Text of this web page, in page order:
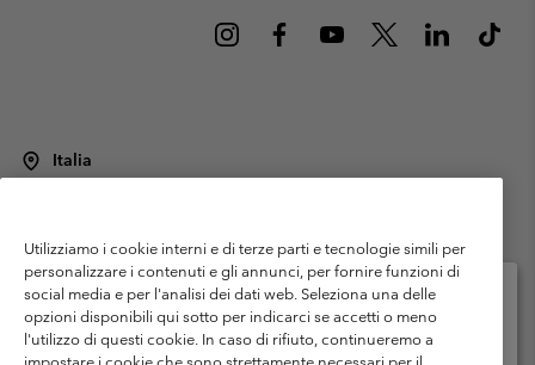
Italia
Termini di utilizzo
Condizioni Generali di Venditaa
Garanzia
Politica sulla privacy
Termini e condizioni del programma di membership
Utilizziamo i cookie interni e di terze parti e tecnologie simili per
personalizzare i contenuti e gli annunci, per fornire funzioni di
social media e per l'analisi dei dati web. Seleziona una delle
opzioni disponibili qui sotto per indicarci se accetti o meno
l'utilizzo di questi cookie. In caso di rifiuto, continueremo a
Seleziona il paese di spedizione e la lingua